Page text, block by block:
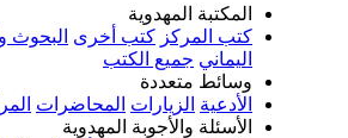
المكتبة المهدوية
كتب المركز كتب أخرى البحوث
اليماني جميع الكتب
وسائط متعددة
الأدعية الزيارات المحاضرات
الأسئلة والأجوبة المهدوية